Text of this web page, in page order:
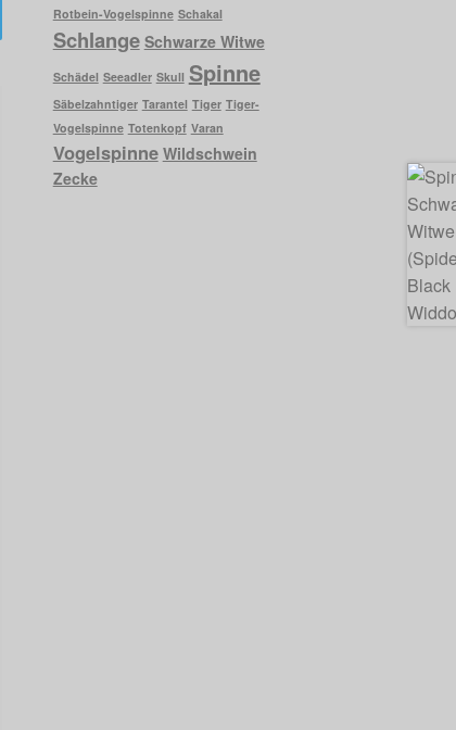
Rotbein-Vogelspinne Schakal
Schlange Schwarze Witwe
Schädel Seeadler Skull Spinne
Säbelzahntiger Tarantel Tiger Tiger-
Vogelspinne Totenkopf Varan
Vogelspinne Wildschwein
Zecke